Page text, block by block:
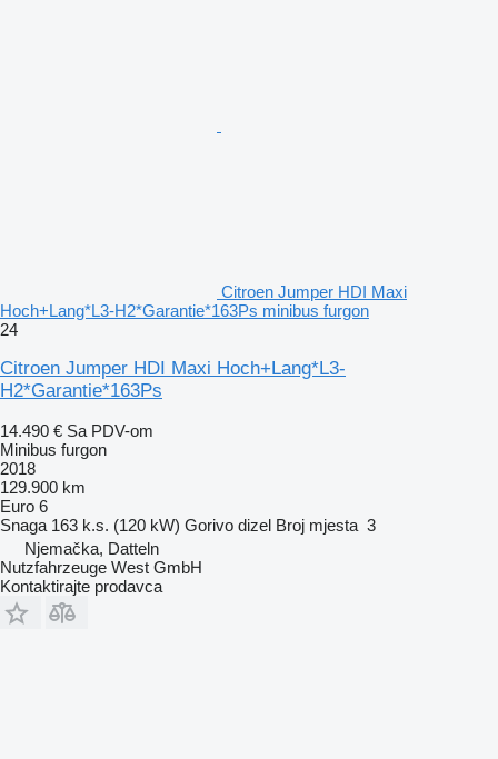
Citroen Jumper HDI Maxi
Hoch+Lang*L3-H2*Garantie*163Ps minibus furgon
24
Citroen Jumper HDI Maxi Hoch+Lang*L3-
H2*Garantie*163Ps
14.490 € Sa PDV-om
Minibus furgon
2018
129.900 km
Euro 6
Snaga 163 k.s. (120 kW) Gorivo dizel Broj mjesta 3
Njemačka, Datteln
Nutzfahrzeuge West GmbH
Kontaktirajte prodavca